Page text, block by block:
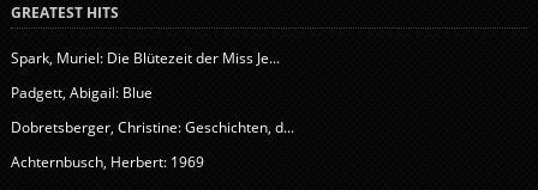
GREATEST HITS
Spark, Muriel: Die Blütezeit der Miss Je...
Padgett, Abigail: Blue
Dobretsberger, Christine: Geschichten, d...
Achternbusch, Herbert: 1969